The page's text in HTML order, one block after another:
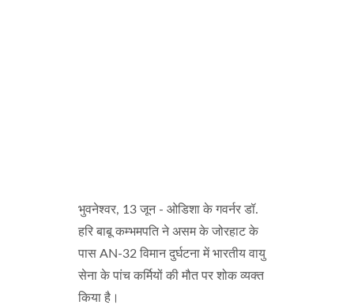
भुवनेश्वर, 13 जून - ओडिशा के गवर्नर डॉ.
हरि बाबू कम्भमपति ने असम के जोरहाट के
पास AN-32 विमान दुर्घटना में भारतीय वायु
सेना के पांच कर्मियों की मौत पर शोक व्यक्त
किया है।